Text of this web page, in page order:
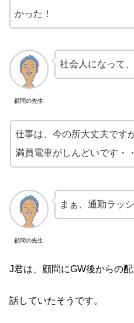
かった！
顧問の先生
社会人になって
仕事は、今の所大丈夫です
満員電車がしんどいです・・
顧問の先生
まぁ、通勤ラッ
J君は、顧問にGW後からの
話していたそうです。